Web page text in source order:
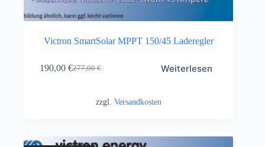
Victron SmartSolar MPPT 150/45 Laderegler
277,00€
190,00 € Weiterlesen
zzgl. Versandkosten